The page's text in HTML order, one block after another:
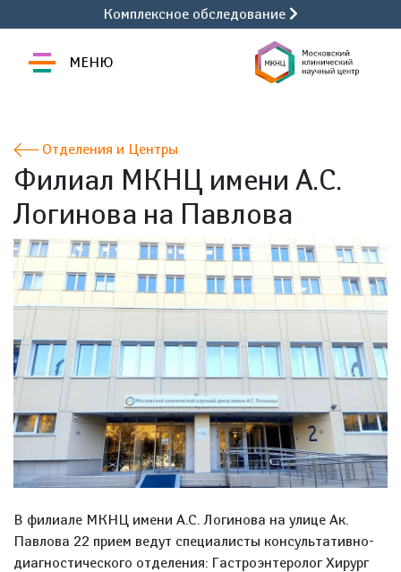
Комплексное обследование
МЕНЮ
Отделения и Центры
Филиал МКНЦ имени А.С.
Логинова на Павлова
В филиале МКНЦ имени А.С. Логинова на улице Ак.
Павлова 22 прием ведут специалисты консультативно-
диагностического отделения: Гастроэнтеролог Хирург